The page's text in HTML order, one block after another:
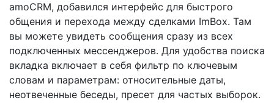
amoCRM, добавился интерфейс для быстрого
общения и перехода между сделками ImBox. Там
вы можете увидеть сообщения сразу из всех
подключенных мессенджеров. Для удобства поиска
вкладка включает в себя фильтр по ключевым
словам и параметрам: относительные даты,
неотвеченные беседы, пресет для частых выборок.